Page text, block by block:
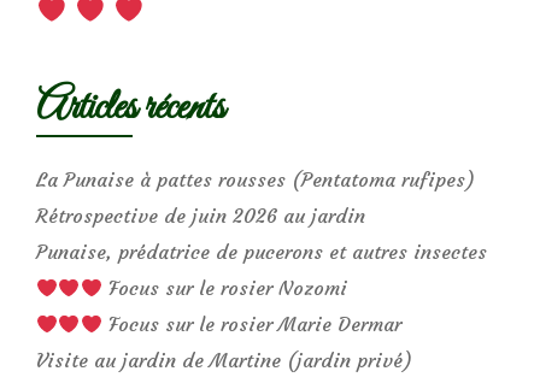
Articles récents
La Punaise à pattes rousses (Pentatoma rufipes)
Rétrospective de juin 2026 au jardin
Punaise, prédatrice de pucerons et autres insectes
Focus sur le rosier Nozomi
Focus sur le rosier Marie Dermar
Visite au jardin de Martine (jardin privé)